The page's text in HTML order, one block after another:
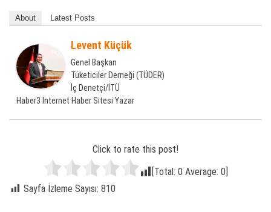
About Latest Posts
Levent Küçük
Genel Başkan
Tüketiciler Derneği (TÜDER)
İç Denetçi/İTÜ
Haber3 İnternet Haber Sitesi Yazar
Click to rate this post!
[Total: 0 Average: 0]
Sayfa İzleme Sayısı: 810